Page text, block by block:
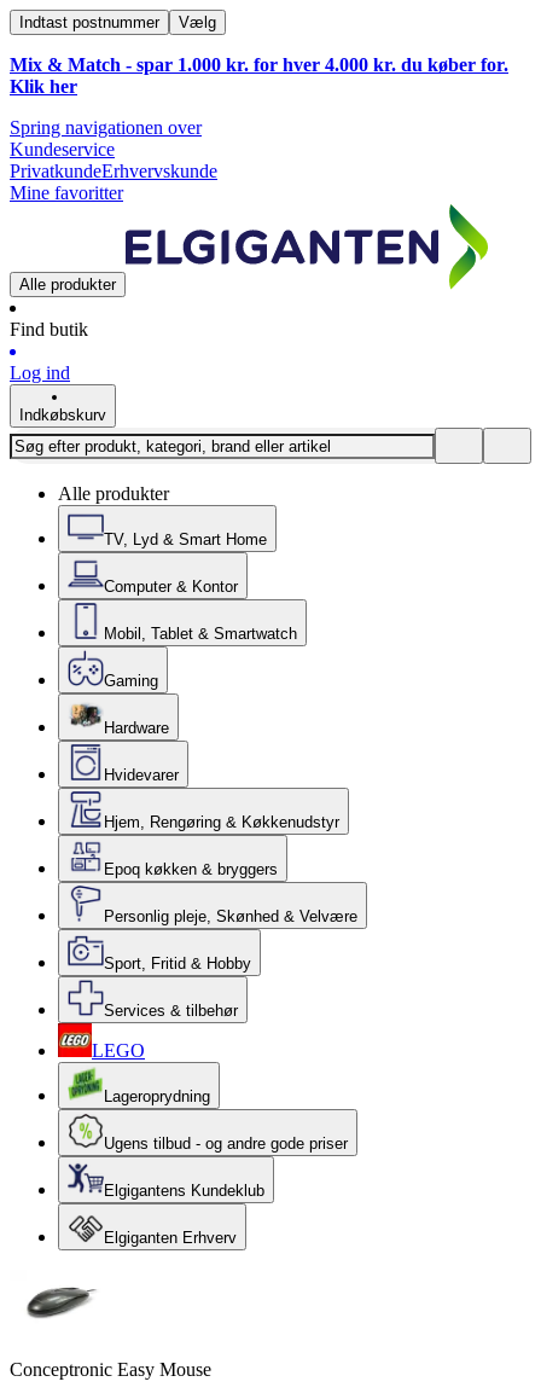
Indtast postnummer Vælg
Mix & Match - spar 1.000 kr. for hver 4.000 kr. du køber for.
Klik her
Spring navigationen over
Kundeservice
PrivatkundeErhvervskunde
Mine favoritter
Alle produkter
Find butik
Log ind
Indkøbskurv
Alle produkter
TV, Lyd & Smart Home
Computer & Kontor
Mobil, Tablet & Smartwatch
Gaming
Hardware
Hvidevarer
Hjem, Rengøring & Køkkenudstyr
Epoq køkken & bryggers
Personlig pleje, Skønhed & Velvære
Sport, Fritid & Hobby
Services & tilbehør
LEGO
Lageroprydning
Ugens tilbud - og andre gode priser
Elgigantens Kundeklub
Elgiganten Erhverv
Conceptronic Easy Mouse